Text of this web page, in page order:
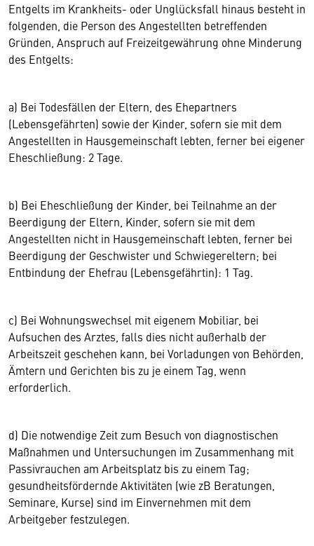
Entgelts im Krankheits- oder Unglücksfall hinaus besteht in
folgenden, die Person des Angestellten betreffenden
Gründen, Anspruch auf Freizeitgewährung ohne Minderung
des Entgelts:
a) Bei Todesfällen der Eltern, des Ehepartners
(Lebensgefährten) sowie der Kinder, sofern sie mit dem
Angestellten in Hausgemeinschaft lebten, ferner bei eigener
Eheschließung: 2 Tage.
b) Bei Eheschließung der Kinder, bei Teilnahme an der
Beerdigung der Eltern, Kinder, sofern sie mit dem
Angestellten nicht in Hausgemeinschaft lebten, ferner bei
Beerdigung der Geschwister und Schwiegereltern; bei
Entbindung der Ehefrau (Lebensgefährtin): 1 Tag.
c) Bei Wohnungswechsel mit eigenem Mobiliar, bei
Aufsuchen des Arztes, falls dies nicht außerhalb der
Arbeitszeit geschehen kann, bei Vorladungen von Behörden,
Ämtern und Gerichten bis zu je einem Tag, wenn
erforderlich.
d) Die notwendige Zeit zum Besuch von diagnostischen
Maßnahmen und Untersuchungen im Zusammenhang mit
Passivrauchen am Arbeitsplatz bis zu einem Tag;
gesundheitsfördernde Aktivitäten (wie zB Beratungen,
Seminare, Kurse) sind im Einvernehmen mit dem
Arbeitgeber festzulegen.